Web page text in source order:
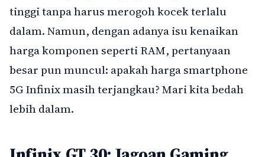
tinggi tanpa harus merogoh kocek terlalu
dalam. Namun, dengan adanya isu kenaikan
harga komponen seperti RAM, pertanyaan
besar pun muncul: apakah harga smartphone
5G Infinix masih terjangkau? Mari kita bedah
lebih dalam.